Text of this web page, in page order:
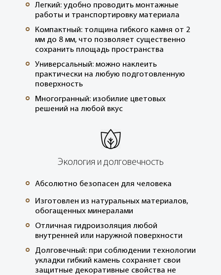
°
Легкий: удобно проводить монтажные
работы и транспортировку материала
°
Компактный: толщина гибкого камня от 2
мм до 8 мм, что позволяет существенно
сохранить площадь пространства
°
Универсальный: можно наклеить
практически на любую подготовленную
поверхность
°
Многогранный: изобилие цветовых
решений на любой вкус
Экология и долговечность
° Абсолютно безопасен для человека
°
Изготовлен из натуральных материалов,
обогащенных минералами
°
Отличная гидроизоляция любой
внутренней или наружной поверхности
°
Долговечный: при соблюдении технологии
укладки гибкий камень сохраняет свои
защитные декоративные свойства не